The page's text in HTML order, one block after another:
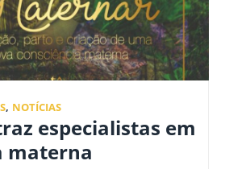
, NOTÍCIAS
especialistas em
materna